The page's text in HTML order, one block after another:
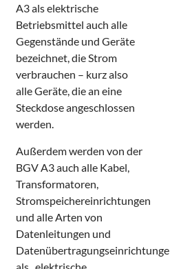
A3 als elektrische
Betriebsmittel auch alle
Gegenstände und Geräte
bezeichnet, die Strom
verbrauchen – kurz also
alle Geräte, die an eine
Steckdose angeschlossen
werden.
Außerdem werden von der
BGV A3 auch alle Kabel,
Transformatoren,
Stromspeichereinrichtungen
und alle Arten von
Datenleitungen und